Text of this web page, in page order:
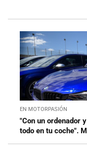
EN MOTORPASIÓN
"Con un ordenador
todo en tu coche".